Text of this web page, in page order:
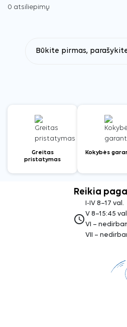
0 atsiliepimų
Būkite pirmas,
Greitas
pristatymas
Kokybės
Reikia
access_time
I-IV 8–17 val.
V 8–15:45
VI –
VII –